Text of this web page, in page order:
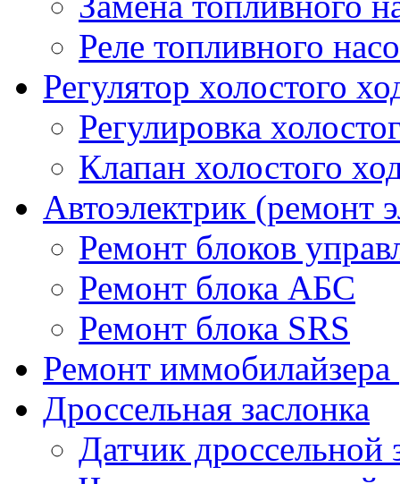
Реле топливного
Регулятор холостого
Регулировка
Клапан холостого
Автоэлектрик (ремонт
Ремонт блоков
Ремонт блока АБС
Ремонт блока SRS
Ремонт
Дроссельная заслонка
Датчик дроссельной